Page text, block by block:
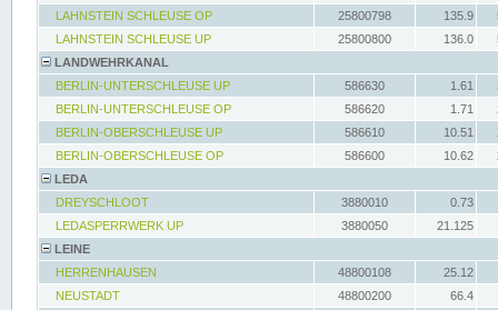
LAHNSTEIN SCHLEUSE OP
25800798 135.9
LAHNSTEIN SCHLEUSE UP
25800800 136.0
LANDWEHRKANAL
BERLIN-UNTERSCHLEUSE UP
586630 1.61
BERLIN-UNTERSCHLEUSE OP
586620 1.71
BERLIN-OBERSCHLEUSE UP
586610 10.51
BERLIN-OBERSCHLEUSE OP
586600 10.62
LEDA
DREYSCHLOOT
3880010
0.73
LEDASPERRWERK UP
3880050
21.125
LEINE
HERRENHAUSEN
48800108
25.12
NEUSTADT
48800200
66.4